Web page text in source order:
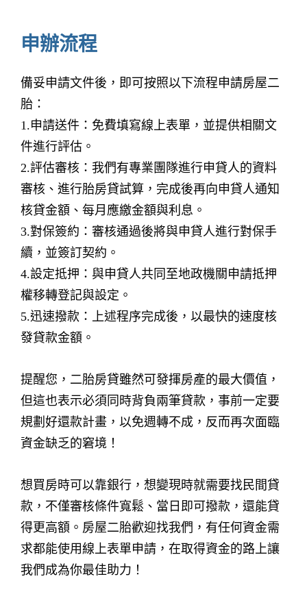
申辦流程
備妥申請文件後，即可按照以下流程申請房屋二
胎：
1.申請送件：免費填寫線上表單，並提供相關文
件進行評估。
2.評估審核：我們有專業團隊進行申貸人的資料
審核、進行胎房貸試算，完成後再向申貸人通知
核貸金額、每月應繳金額與利息。
3.對保簽約：審核通過後將與申貸人進行對保手
續，並簽訂契約。
4.設定抵押：與申貸人共同至地政機關申請抵押
權移轉登記與設定。
5.迅速撥款：上述程序完成後，以最快的速度核
發貸款金額。
提醒您，二胎房貸雖然可發揮房產的最大價值，
但這也表示必須同時背負兩筆貸款，事前一定要
規劃好還款計畫，以免週轉不成，反而再次面臨
資金缺乏的窘境！
想買房時可以靠銀行，想變現時就需要找民間貸
款，不僅審核條件寬鬆、當日即可撥款，還能貸
得更高額。房屋二胎歡迎找我們，有任何資金需
求都能使用線上表單申請，在取得資金的路上讓
我們成為你最佳助力！